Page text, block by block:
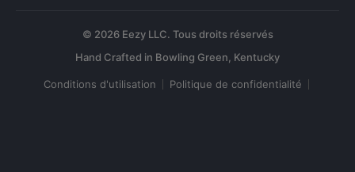
© 2026 Eezy LLC. Tous droits réservés
Conditions d'utilisation Politique de confidentialité